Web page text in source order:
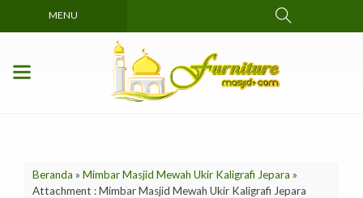
MENU
Beranda » Mimbar Masjid Mewah Ukir Kaligrafi Jepara »
Attachment : Mimbar Masjid Mewah Ukir Kaligrafi Jepara